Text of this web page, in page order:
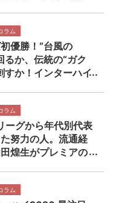
ラム
優勝！“台風の
るか、伝統の“ガク
すか！インターハイ
ラム
ーグから年代別代表
努力の人。流通経
煌生がプレミアの
ッチレビュー
ラム